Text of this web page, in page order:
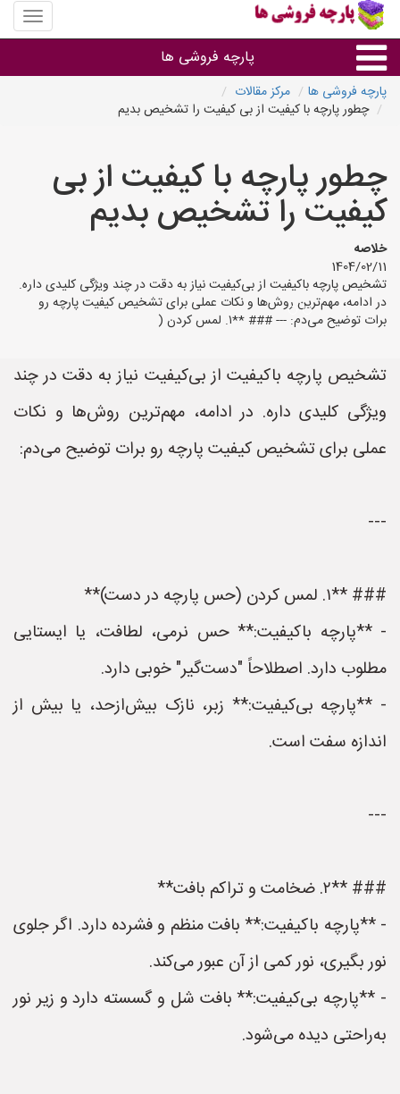
منوی
سایت
فروشی
پارچه فروشی ها
پارچه براساس جنس
پارچه براساس رنگ طرح و کاربرد
پارچه فروشی های هر شهر
پارچه فروشی ها
مرکز مقالات
چطور پارچه با کیفیت از بی کیفیت را تشخیص بدیم
چطور پارچه با کیفیت از بی
کیفیت را تشخیص بدیم
خلاصه
1404/02/11
تشخیص پارچه باکیفیت از بی‌کیفیت نیاز به دقت در چند ویژگی کلیدی داره.
در ادامه، مهم‌ترین روش‌ها و نکات عملی برای تشخیص کیفیت پارچه رو
برات توضیح می‌دم: --- ### **۱. لمس کردن (
تشخیص پارچه باکیفیت از بی‌کیفیت نیاز به دقت در چند
ویژگی کلیدی داره. در ادامه، مهم‌ترین روش‌ها و نکات
عملی برای تشخیص کیفیت پارچه رو برات توضیح می‌دم:
---
### **۱. لمس کردن (حس پارچه در دست)**
- **پارچه باکیفیت:** حس نرمی، لطافت، یا ایستایی
مطلوب دارد. اصطلاحاً "دست‌گیر" خوبی دارد.
- **پارچه بی‌کیفیت:** زبر، نازک بیش‌ازحد، یا بیش از
اندازه سفت است.
---
### **۲. ضخامت و تراکم بافت**
- **پارچه باکیفیت:** بافت منظم و فشرده دارد. اگر جلوی
نور بگیری، نور کمی از آن عبور می‌کند.
- **پارچه بی‌کیفیت:** بافت شل و گسسته دارد و زیر نور
به‌راحتی دیده می‌شود.